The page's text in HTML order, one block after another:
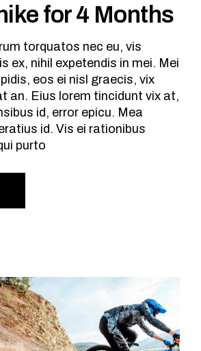
for 4 Months
torquatos nec eu, vis
ex, nihil expetendis in mei. Mei
eos ei nisl graecis, vix
an. Eius lorem tincidunt vix at,
id, error epicu. Mea
id. Vis ei rationibus
purto